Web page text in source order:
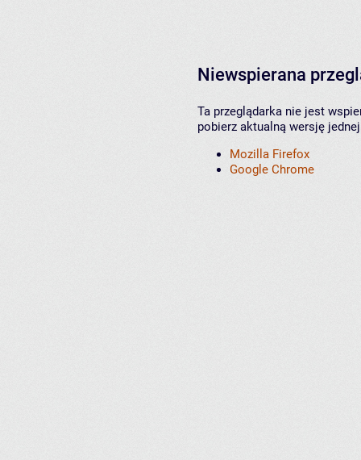
Niewspierana
Ta przeglądarka nie jest
pobierz aktualną wersję
Mozilla Firefox
Google Chrome